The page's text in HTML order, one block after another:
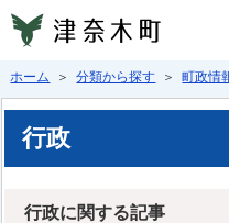
ホーム ＞分類から探す ＞町政情
行政
行政に関する記事